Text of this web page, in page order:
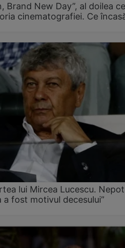
Brand New Day”, al doilea
cinematografiei. Ce
lui Mircea Lucescu.
a fost motivul decesului”